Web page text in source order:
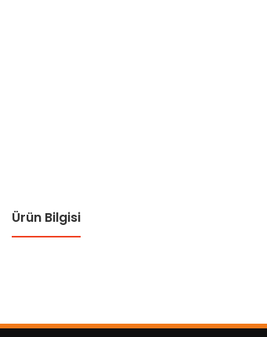
Ürün Bilgisi